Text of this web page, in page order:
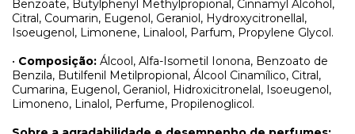
Benzoate, Butylphenyl Methylpropional, Cinnamyl Alcohol,
Citral, Coumarin, Eugenol, Geraniol, Hydroxycitronellal,
Isoeugenol, Limonene, Linalool, Parfum, Propylene Glycol.
• Composição: Álcool, Alfa-Isometil Ionona, Benzoato de
Benzila, Butilfenil Metilpropional, Álcool Cinamílico, Citral,
Cumarina, Eugenol, Geraniol, Hidroxicitronelal, Isoeugenol,
Limoneno, Linalol, Perfume, Propilenoglicol.